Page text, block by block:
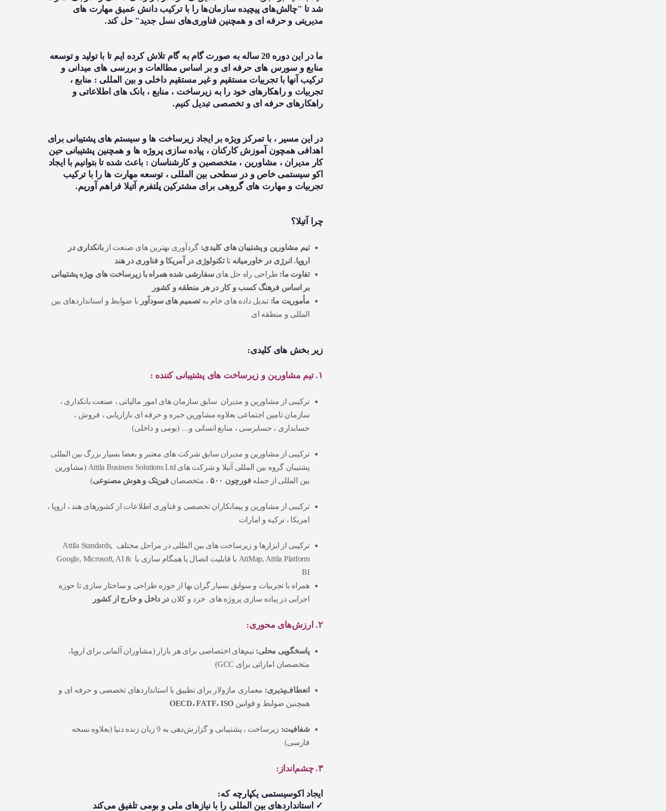
شد تا "چالش‌های پیچیده سازمان‌ها را با ترکیب دانش عمیق مهارت های
مدیریتی و حرفه ای و همچنین فناوری‌های نسل جدید" حل کند.
ما در این دوره 20 ساله به صورت گام به گام تلاش کرده ایم تا با تولید و توسعه
منابع و سورس های حرفه ای و بر اساس مطالعات و بررسی های میدانی و
ترکیب آنها با تجربیات مستقیم و غیر مستقیم داخلی و بین المللی : منابع ،
تجربیات و راهکارهای خود را به زیرساخت ، منابع ، بانک های اطلاعاتی و
راهکارهای حرفه ای و تخصصی تبدیل کنیم.
در این مسیر ، با تمرکز ویژه بر ایجاد زیرساخت ها و سیستم های پشتیبانی برای
اهدافی همچون آموزش کارکنان ، پیاده سازی پروژه ها و همچنین پشتیبانی حین
کار مدیران ، مشاورین ، متخصصین و کارشناسان : باعث شده تا بتوانیم با ایجاد
اکو سیستمی خاص و در سطحی بین المللی ، توسعه مهارت ها را با ترکیب
تجربیات و مهارت های گروهی برای مشترکین پلتفرم آتیلا فراهم آوریم.
چرا آتیلا؟
تیم مشاورین و پشتیبان های کلیدی: گردآوری بهترین‌ های صنعت ازبانکداری در
اروپا، انرژی در خاورمیانه تاتکنولوژی در آمریکا و فناوری در هند
تفاوت ما: طراحی راه‌ حل‌ هایسفارشی‌ شده همراه با زیرساخت های ویژه پشتیبانی
بر اساس فرهنگ کسب‌ و کار در هر منطقه و کشور
مأموریت ما: تبدیل داده‌ های خام بهتصمیم‌ های سودآور با ضوابط و استانداردهای بین
المللی و منطقه ای
زیر بخش‌ های کلیدی:
۱. تیم مشاورین و زیرساخت های پشتیبانی کننده :
ترکیبی از مشاورین و مدیران سابق سازمان های امور مالیاتی ، صنعت بانکداری ،
سازمان تامین اجتماعی بعلاوه مشاورین خبره و حرفه ای بازاریابی ، فروش ،
حسابداری ، حسابرسی ، منابع انسانی و… (بومی و داخلی)
ترکیبی از مشاورین و مدیران سابق شرکت های معتبر و بعضا بسیار بزرگ بین المللی
پشتیبان گروه بین المللی آتیلا و شرکت های Attila Business Solutions Ltd (مشاورین
بین المللی از جمله فورچون ۵۰۰ ، متخصصان فین‌تک و هوش مصنوعی)
ترکیبی از مشاورین و پیمانکاران تخصصی و فناوری اطلاعات از کشورهای هند ، اروپا ،
امریکا ، ترکیه و امارات
ترکیبی از ابزارها و زیرساخت های بین المللی در مراحل مختلف Attila Standards,
AtiMap, Attila Platform با قابلیت اتصال یا همگام سازی با Google, Microsoft, AI &
BI
همراه با تجربیات و سوابق بسیار گران بها از حوزه طراحی و ساختار سازی تا حوزه
اجرایی در پیاده‌ سازی پروژه‌ های خرد و کلان در داخل و خارج از کشور
۲. ارزش‌های محوری:
پاسخگویی محلی: تیم‌های اختصاصی برای هر بازار (مشاوران آلمانی برای اروپا،
متخصصان اماراتی برای GCC)
انعطاف‌پذیری: معماری ماژولار برای تطبیق با استانداردهای تخصصی و حرفه ای و
همچنین ضوابط و قوانین OECD، FATF، ISO
شفافیت:
زیرساخت ، پشتیبانی و گزارش‌دهی به 9 زبان زنده دنیا (بعلاوه نسخه
فارسی)
۳. چشم‌انداز:
ایجاد اکوسیستمی یکپارچه که:
✓ استانداردهای بین المللی را با نیازهای ملی و بومی تلفیق می‌کند